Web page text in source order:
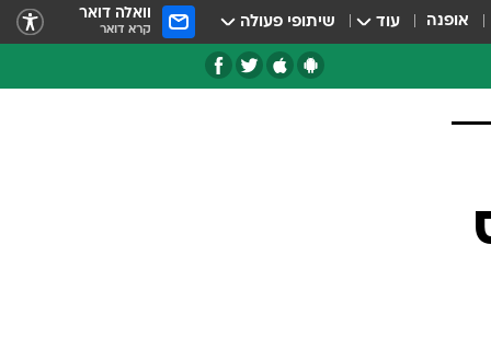
אופנה עוד שיתופי פעולה וואלה דואר
קרא דואר